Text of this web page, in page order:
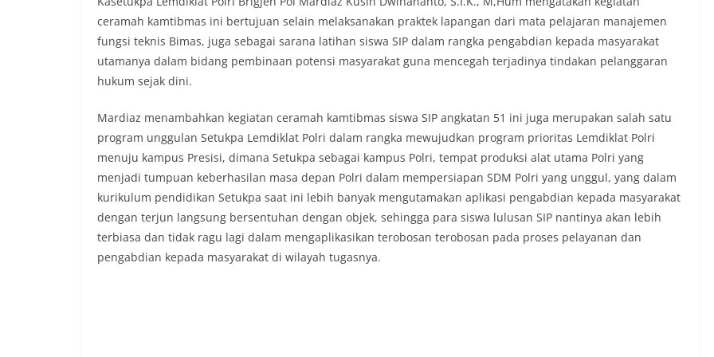
ceramah kamtibmas ini bertujuan selain melaksanakan praktek lapangan dari mata pelajaran manajemen
fungsi teknis Bimas, juga sebagai sarana latihan siswa SIP dalam rangka pengabdian kepada masyarakat
utamanya dalam bidang pembinaan potensi masyarakat guna mencegah terjadinya tindakan pelanggaran
hukum sejak dini.
Mardiaz menambahkan kegiatan ceramah kamtibmas siswa SIP angkatan 51 ini juga merupakan salah satu
program unggulan Setukpa Lemdiklat Polri dalam rangka mewujudkan program prioritas Lemdiklat Polri
menuju kampus Presisi, dimana Setukpa sebagai kampus Polri, tempat produksi alat utama Polri yang
menjadi tumpuan keberhasilan masa depan Polri dalam mempersiapan SDM Polri yang unggul, yang dalam
kurikulum pendidikan Setukpa saat ini lebih banyak mengutamakan aplikasi pengabdian kepada masyarakat
dengan terjun langsung bersentuhan dengan objek, sehingga para siswa lulusan SIP nantinya akan lebih
terbiasa dan tidak ragu lagi dalam mengaplikasikan terobosan terobosan pada proses pelayanan dan
pengabdian kepada masyarakat di wilayah tugasnya.